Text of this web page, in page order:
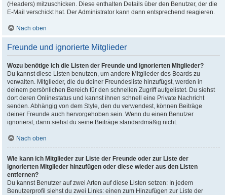
(Headers) mitzuschicken. Diese enthalten Details über den Benutzer, der die
E-Mail verschickt hat. Der Administrator kann dann entsprechend reagieren.
Nach oben
Freunde und ignorierte Mitglieder
Wozu benötige ich die Listen der Freunde und ignorierten Mitglieder?
Du kannst diese Listen benutzen, um andere Mitglieder des Boards zu
verwalten. Mitglieder, die du deiner Freundesliste hinzufügst, werden in
deinem persönlichen Bereich für den schnellen Zugriff aufgelistet. Du siehst
dort deren Onlinestatus und kannst ihnen schnell eine Private Nachricht
senden. Abhängig von dem Style, den du verwendest, können Beiträge
deiner Freunde auch hervorgehoben sein. Wenn du einen Benutzer
ignorierst, dann siehst du seine Beiträge standardmäßig nicht.
Nach oben
Wie kann ich Mitglieder zur Liste der Freunde oder zur Liste der
ignorierten Mitglieder hinzufügen oder diese wieder aus den Listen
entfernen?
Du kannst Benutzer auf zwei Arten auf diese Listen setzen: In jedem
Benutzerprofil siehst du zwei Links: einen zum Hinzufügen zur Liste der